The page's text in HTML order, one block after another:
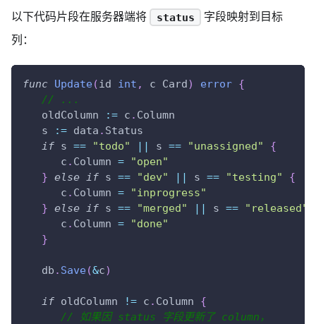
以下代码片段在服务器端将 status
字段映射到目标
列：
func Update( id int , c Card) error {
// ...
   oldColumn
:= c . Column
   s
:= data . Status
if s == "todo" || s == "unassigned"
{
      c
. Column =
"open"
} else if s == "dev" || s == "testing"
{
      c
. Column =
"inprogress"
} else if s == "merged" || s == "released"
      c
. Column =
"done"
}
   db
. Save(&c)
if oldColumn != c . Column {
// 如果因 status 字段更新了 column，